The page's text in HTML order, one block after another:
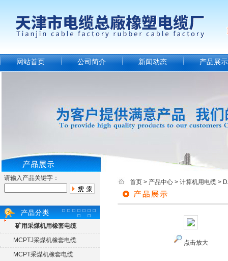
网站首页 公司简介 新闻动态 产品展示
请输入产品关键字：
矿用采煤机用橡套电缆
MCPTJ采煤机橡套电缆
MCPT采煤机橡套电缆
首页 > 产品中心 > 计算机用电缆 >
点击放大